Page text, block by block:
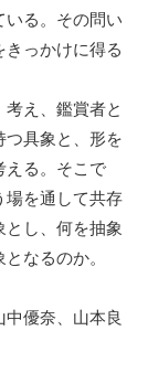
いる。その問い
っかけに得る
え、鑑賞者と
つ具象と、形を
える。そこで
場を通して共存
し、何を抽象
なるのか。
優奈、山本良